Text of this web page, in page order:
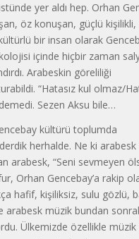
yer aldı hep. Orhan
öz konuşan, güçlü kişi­likli,
bir insan ola­rak
içinde hiçbir zaman
Arabes­kin göreliliği
“Hatasız kul olmaz/
Sezen Aksu bile…
kültürü toplumda
herhalde. Ne ki arabesk
arabesk, “Seni sevme­yen
Orhan Gencebay’a rakip
hafif, kişi­liksiz, sulu gözlü,
ara­besk müzik bundan
Ül­kemizde özellikle müzik